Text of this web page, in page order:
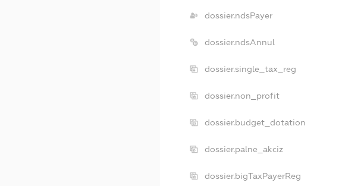
dossier.ndsPayer
dossier.ndsAnnul
dossier.single_tax_reg
dossier.non_profit
dossier.budget_dotation
dossier.palne_akciz
dossier.bigTaxPayerReg